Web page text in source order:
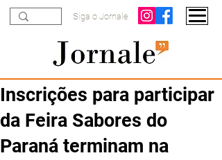
Siga o Jornale
Inscrições para participar
da Feira Sabores do
Paraná terminam na